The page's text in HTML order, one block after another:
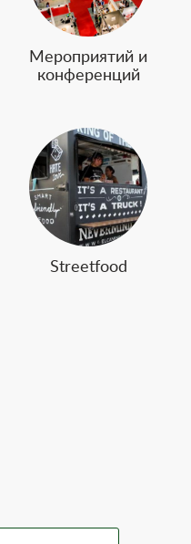
Мероприятий и
конференций
Streetfood